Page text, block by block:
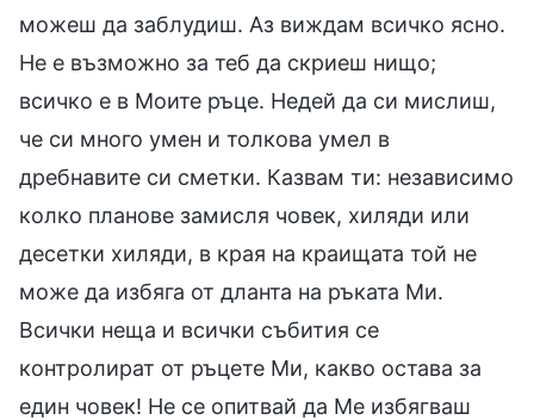
можеш да заблудиш. Аз виждам всичко ясно.
Не е възможно за теб да скриеш нищо;
всичко е в Моите ръце. Недей да си мислиш,
че си много умен и толкова умел в
дребнавите си сметки. Казвам ти: независимо
колко планове замисля човек, хиляди или
десетки хиляди, в края на краищата той не
може да избяга от дланта на ръката Ми.
Всички неща и всички събития се
контролират от ръцете Ми, какво остава за
един човек! Не се опитвай да Ме избягваш